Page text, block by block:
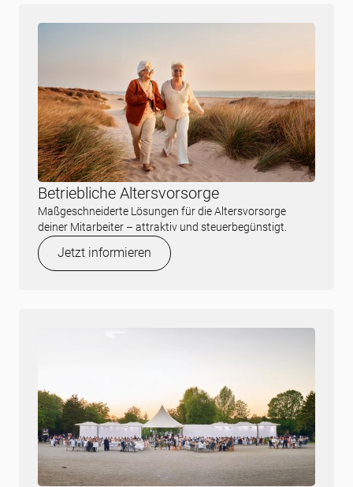
Betriebliche Altersvorsorge
Maßgeschneiderte Lösungen für die Altersvorsorge
deiner Mitarbeiter – attraktiv und steuerbegünstigt.
Jetzt informieren